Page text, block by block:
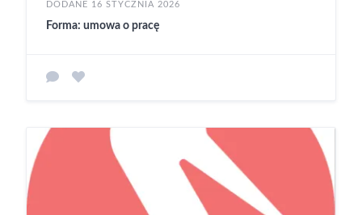
DODANE 16 STYCZNIA 2026
Forma: umowa o pracę